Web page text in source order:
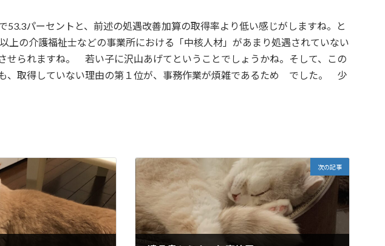
パーセントと、前述の処遇改善加算の取得率より低い感じがしますね。と
上の介護福祉士などの事業所における「中核人材」があまり処遇されていない
せられますね。 若い子に沢山あげてということでしょうかね。そして、この
、取得していない理由の第１位が、事務作業が煩雑であるため でした。 少
次の記事